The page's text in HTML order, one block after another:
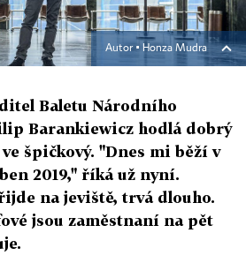
Autor ▪ Honza Mudra
Baletu Národního
Barankiewicz hodlá dobrý
špičkový. "Dnes mi běží v
2019," říká už nyní.
na jeviště, trvá dlouho.
jsou zaměstnaní na pět